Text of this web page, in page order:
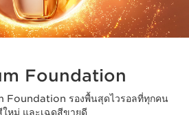
Foundation
Foundation รองพื้นสุดไวรอลที่ทุกคน
หม่ และเฉดสีขายดี